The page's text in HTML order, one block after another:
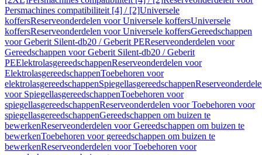
Persmachines compatibiliteit [4] / [2]Universele
koffersReserveonderdelen voor Universele koffersUniversele
koffersReserveonderdelen voor Universele koffersGereedschappen
voor Geberit Silent-db20 / Geberit PEReserveonderdelen voor
Gereedschappen voor Geberit Silent-db20 / Geberit
PEElektrolasgereedschappenReserveonderdelen voor
ElektrolasgereedschappenToebehoren voor
elektrolasgereedschappenSpiegellasgereedschappen
voor SpiegellasgereedschappenToebehoren voor
spiegellasgereedschappenReserveonderdelen voor Toebehoren voor
spiegellasgereedschappenGereedschappen om buizen te
bewerkenReserveonderdelen voor Gereedschappen om buizen te
bewerkenToebehoren voor gereedschappen om buizen te
bewerkenReserveonderdelen voor Toebehoren voor